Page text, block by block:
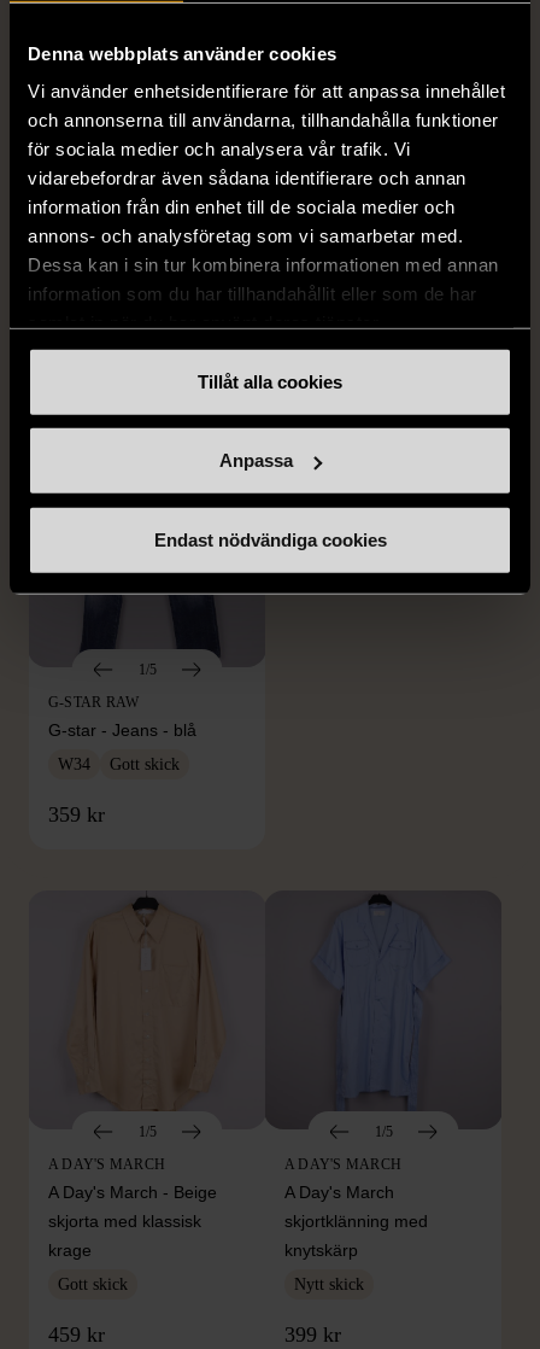
Denna webbplats använder cookies
Vi använder enhetsidentifierare för att anpassa innehållet
och annonserna till användarna, tillhandahålla funktioner
för sociala medier och analysera vår trafik. Vi
vidarebefordrar även sådana identifierare och annan
information från din enhet till de sociala medier och
annons- och analysföretag som vi samarbetar med.
Dessa kan i sin tur kombinera informationen med annan
information som du har tillhandahållit eller som de har
Tillåt alla cookies
Anpassa
Endast nödvändiga cookies
1/5
1/5
199 kr
1/5
G-STAR RAW
G-star - Jeans - blå
W34 Gott skick
359 kr
FRÅN SAMMA VARUMÄRKE
1/5
A DAY'S MARCH
A Day's March - Beige
skjorta med klassisk
krage
Gott skick
459 kr
1/5
A DAY'S MARCH
A Day's March
skjortklänning med
knytskärp
Nytt skick
399 kr